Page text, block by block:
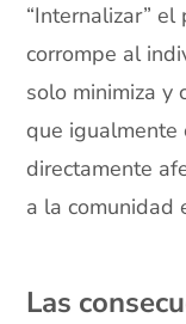
“Internalizar” el
corrompe al
solo minimiza y
que igualmente
directamente
a la comunidad
Las